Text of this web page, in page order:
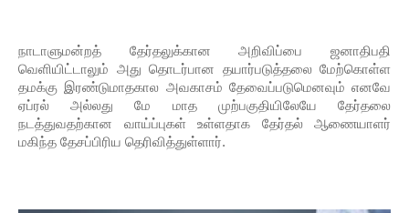
நாடாளுமன்றத் தேர்தலுக்கான அறிவிப்பை ஜனாதிபதி
வெளியிட்டாலும் அது தொடர்பான தயார்படுத்தலை மேற்கொள்ள
தமக்கு இரண்டுமாதகால அவகாசம் தேவைப்படுமெனவும் எனவே
ஏப்ரல் அல்லது மே மாத முற்பகுதியிலேயே தேர்தலை
நடத்துவதற்கான வாய்ப்புகள் உள்ளதாக தேர்தல் ஆணையாளர்
மகிந்த தேசப்பிரிய தெரிவித்துள்ளார்.